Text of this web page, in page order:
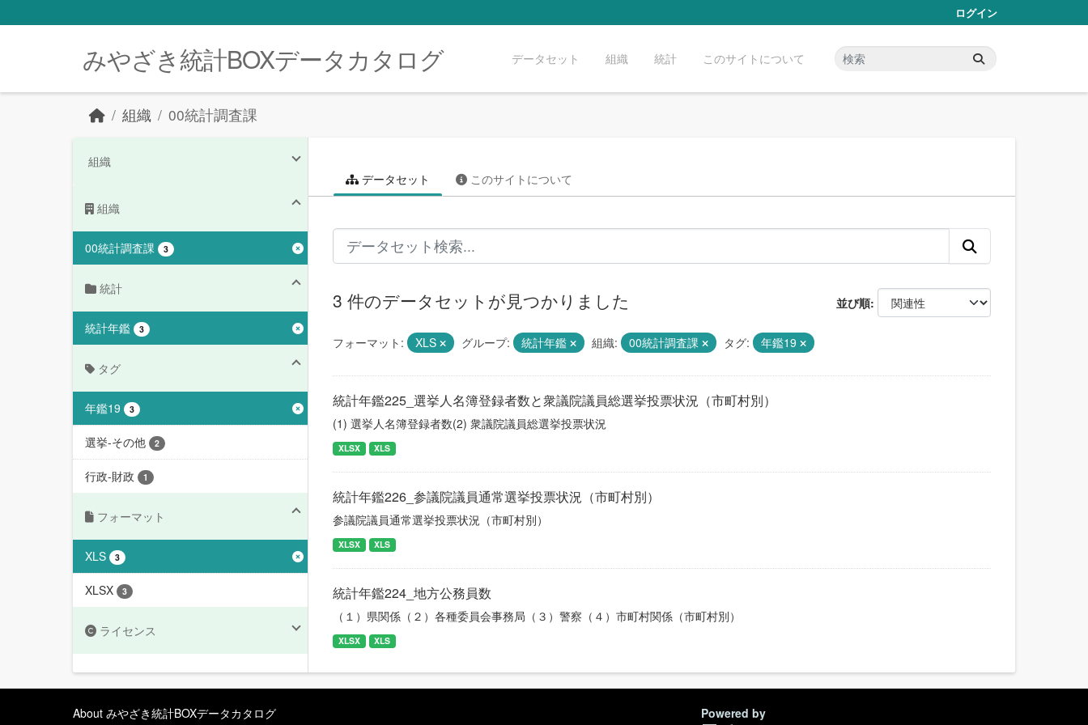
ログイン
みやざき統計BOXデータカタログ データセット 組織 統計 このサイトについて
組織 00統計調査課
組織
組織
00統計調査課 3
統計
統計年鑑 3
タグ
年鑑19 3
選挙-その他 2
行政-財政 1
フォーマット
XLS 3
XLSX 3
ライセンス
データセット このサイトについて
並び順
3 件のデータセットが見つかりました
フォーマット: XLS グループ: 統計年鑑 組織: 00統計調査課 タグ: 年鑑19
統計年鑑225_選挙人名簿登録者数と衆議院議員総選挙投票状況（市町村別）
(1) 選挙人名簿登録者数(2) 衆議院議員総選挙投票状況
XLSX XLS
統計年鑑226_参議院議員通常選挙投票状況（市町村別）
参議院議員通常選挙投票状況（市町村別）
XLSX XLS
統計年鑑224_地方公務員数
（１）県関係（２）各種委員会事務局（３）警察（４）市町村関係（市町村別）
XLSX XLS
About みやざき統計BOXデータカタログ Powered by